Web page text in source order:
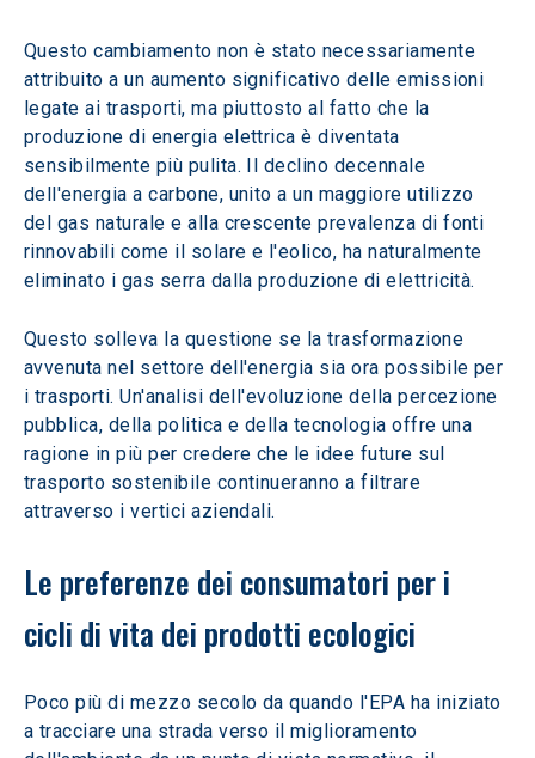
Questo cambiamento non è stato necessariamente
attribuito a un aumento significativo delle emissioni
legate ai trasporti, ma piuttosto al fatto che la
produzione di energia elettrica è diventata
sensibilmente più pulita. Il declino decennale
dell'energia a carbone, unito a un maggiore utilizzo
del gas naturale e alla crescente prevalenza di fonti
rinnovabili come il solare e l'eolico, ha naturalmente
eliminato i gas serra dalla produzione di elettricità.
Questo solleva la questione se la trasformazione
avvenuta nel settore dell'energia sia ora possibile per
i trasporti. Un'analisi dell'evoluzione della percezione
pubblica, della politica e della tecnologia offre una
ragione in più per credere che le idee future sul
trasporto sostenibile continueranno a filtrare
attraverso i vertici aziendali.
Le preferenze dei consumatori per i
cicli di vita dei prodotti ecologici
Poco più di mezzo secolo da quando l'EPA ha iniziato
a tracciare una strada verso il miglioramento